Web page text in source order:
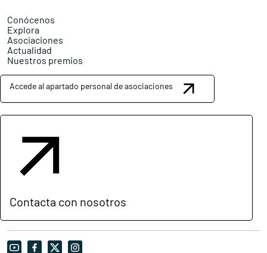
Conócenos
Explora
Asociaciones
Actualidad
Nuestros premios
Accede al apartado personal de asociaciones
Contacta con nosotros